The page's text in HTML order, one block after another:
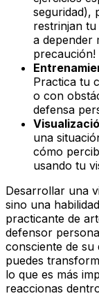
seguridad),
restrinjan
a depender
precaución!
Practica tu
o con
defensa
una
cómo
usando tu
Desarrollar una
sino una
practicante de
defensor
consciente de
puedes
lo que es más
reaccionas